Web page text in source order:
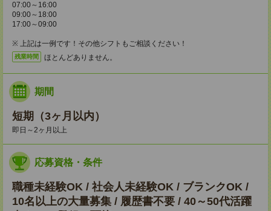
07:00～16:00
09:00～18:00
17:00～09:00
※ 上記は一例です！その他シフトもご相談ください！
残業時間 ほとんどありません。
期間
短期（3ヶ月以内）
即日～2ヶ月以上
応募資格・条件
職種未経験OK / 社会人未経験OK / ブランクOK /
10名以上の大量募集 / 履歴書不要 / 40～50代活躍